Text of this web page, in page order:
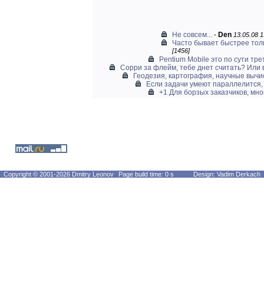
Не совсем... - Den 13.05.08
Часто бывает быстрее
[1456]
Pentium Mobile это по сути
Сорри за флейм, тебе днет считать? Или
Геодезия, картография, научные
Если задачи умеют
+1 Для борзых заказчиков,
Copyright © 2001-2026 Dmitry Leonov Page build time: 0 s Design: Vadim Derkach